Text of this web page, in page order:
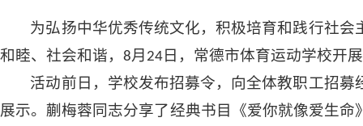
为弘扬中华优秀传统文化，积极培育和践行社会
和睦、社会和谐， 8月24日，常德市体育运动学校开
活动前日，学校发布招募令，向全体教职工招
展示。蒯梅蓉同志分享了经典书目《爱你就像爱生